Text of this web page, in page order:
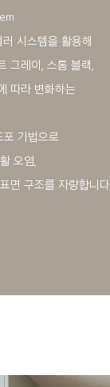
시스템을 활용해
그레이, 스톰 블랙,
따라 변화하는
포 기법으로
오염,
면 구조를 자랑합니다.